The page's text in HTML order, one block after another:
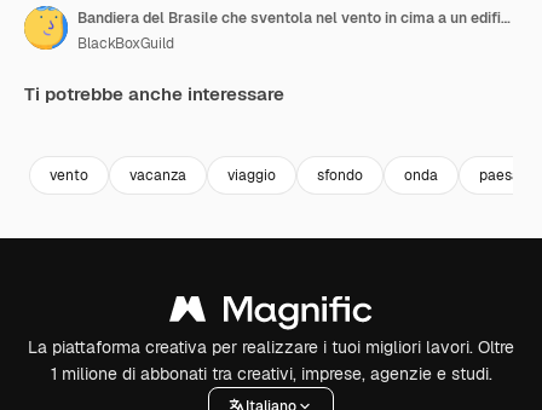
Bandiera del Brasile che sventola nel vento in cima a un edificio a Malir, Karachi
BlackBoxGuild
Ti potrebbe anche interessare
vento vacanza viaggio sfondo onda
La piattaforma creativa per realizzare i tuoi migliori lavori. Oltre
1 milione di abbonati tra creativi, imprese, agenzie e studi.
Italiano